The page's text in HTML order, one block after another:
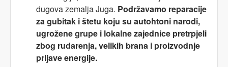
dugova zemalja Juga. Podržavamo reparacije
za gubitak i štetu koju su autohtoni narodi,
ugrožene grupe i lokalne zajednice pretrpjeli
zbog rudarenja, velikih brana i proizvodnje
prljave energije.